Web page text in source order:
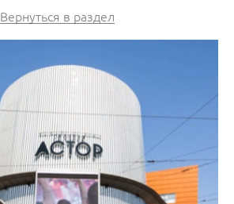
Вернуться в раздел